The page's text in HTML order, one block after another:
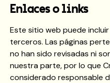
Enlaces o links
Este sitio web puede
terceros. Las páginas
no han sido revisadas ni
nuestra parte, por lo que
considerado responsable